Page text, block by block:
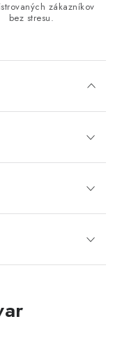
zákazníkov
bez stresu.